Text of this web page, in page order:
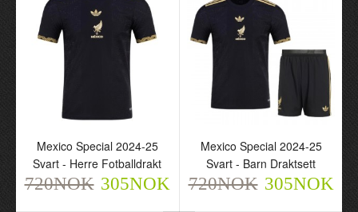
Mexico 2025 Grønn -
Herre Keeper
Fotballdrakt
720NOK
Mexico 2025 Grønn -
Barn Keeper Draktsett
720NOK 305NOK
Mexico Special 2024-25
Svart - Herre Fotballdrakt
720NOK 305NOK
Mexico Special 2024-25
Svart - Barn Draktsett
720NOK 305NOK